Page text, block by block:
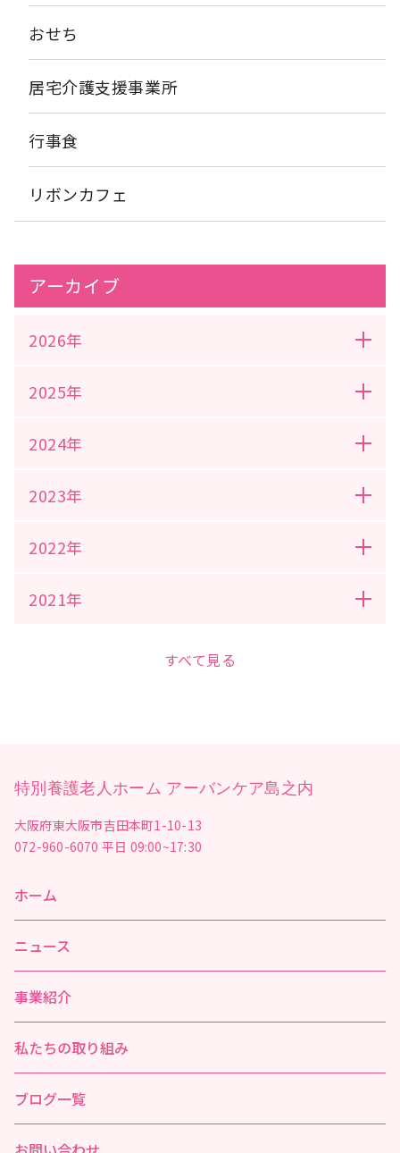
おせち
居宅介護支援事業所
行事食
リボンカフェ
アーカイブ
2026年
2025年
2024年
2023年
2022年
2021年
すべて見る
特別養護老人ホーム アーバンケア島之内
大阪府東大阪市吉田本町1-10-13
072-960-6070 平日 09:00~17:30
ホーム
ニュース
事業紹介
私たちの取り組み
ブログ一覧